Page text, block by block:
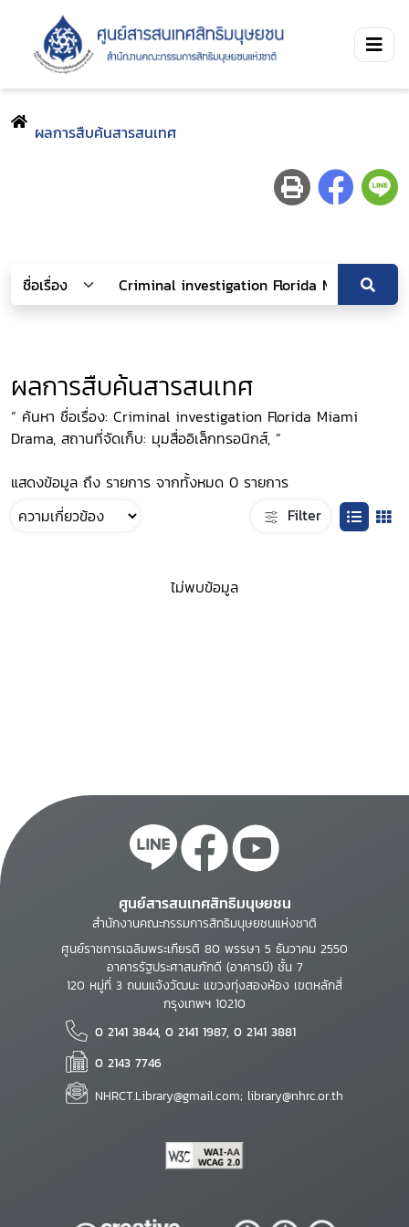
ผลการสืบค้นสารสนเทศ
ผลการสืบค้นสารสนเทศ
“ ค้นหา ชื่อเรื่อง: Criminal investigation Florida Miami
Drama, สถานที่จัดเก็บ: มุมสื่ออิเล็กทรอนิกส์, ”
แสดงข้อมูล ถึง รายการ จากทั้งหมด 0 รายการ
Filter
ไม่พบข้อมูล
ศูนย์สารสนเทศสิทธิมนุษยชน
สำนักงานคณะกรรมการสิทธิมนุษยชนแห่งชาติ
ศูนย์ราชการเฉลิมพระเกียรติ 80 พรรษา 5 ธันวาคม 2550
อาคารรัฐประศาสนภักดี (อาคารบี) ชั้น 7
120 หมู่ที่ 3 ถนนแจ้งวัฒนะ แขวงทุ่งสองห้อง เขตหลักสี่
กรุงเทพฯ 10210
0 2141 3844, 0 2141 1987, 0 2141 3881
0 2143 7746
NHRCT.Library@gmail.com; library@nhrc.or.th